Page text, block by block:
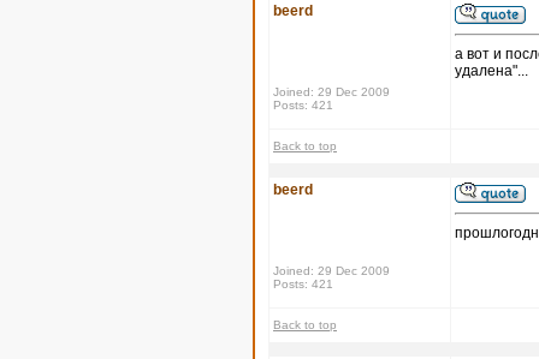
beerd
Joined: 29 Dec 2009
Posts: 421
а вот и
удалена"...
Back to top
beerd
Joined: 29 Dec 2009
Posts: 421
Back to top